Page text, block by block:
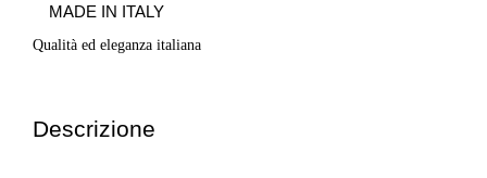
MADE IN ITALY
Qualità ed eleganza italiana
Descrizione